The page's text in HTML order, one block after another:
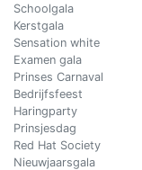
Schoolgala
Kerstgala
Sensation white
Examen gala
Prinses Carnaval
Bedrijfsfeest
Haringparty
Prinsjesdag
Red Hat Society
Nieuwjaarsgala